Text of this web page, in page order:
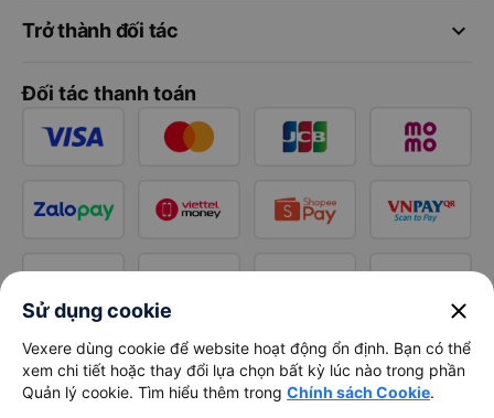
keyboard_arrow_down
Trở thành đối tác
Đối tác thanh toán
Sử dụng cookie close
Vexere dùng cookie để website hoạt động ổn định. Bạn có thể
xem chi tiết hoặc thay đổi lựa chọn bất kỳ lúc nào trong phần
Quản lý cookie. Tìm hiểu thêm trong Chính sách Cookie.